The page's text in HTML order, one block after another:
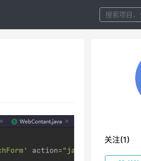
关注(1)